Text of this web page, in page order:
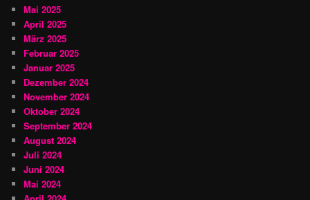
Mai 2025
April 2025
März 2025
Februar 2025
Januar 2025
Dezember 2024
November 2024
Oktober 2024
September 2024
August 2024
Juli 2024
Juni 2024
Mai 2024